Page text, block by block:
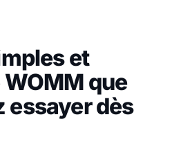
et
que
essayer dès